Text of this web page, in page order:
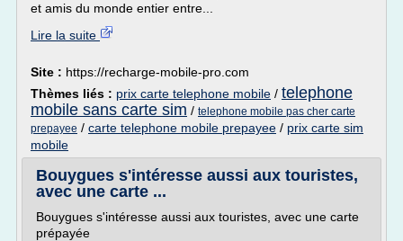
et amis du monde entier entre...
Lire la suite
Site : https://recharge-mobile-pro.com
Thèmes liés : prix carte telephone mobile / telephone
mobile sans carte sim / telephone mobile pas cher carte
prepayee / carte telephone mobile prepayee / prix carte sim
mobile
Bouygues s'intéresse aussi aux touristes,
avec une carte ...
Bouygues s'intéresse aussi aux touristes, avec une carte
prépayée